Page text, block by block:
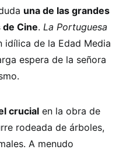
una de las grandes
Cine. La Portuguesa
idílica de la Edad Media
espera de la señora
crucial en la obra de
rodeada de árboles,
A menudo